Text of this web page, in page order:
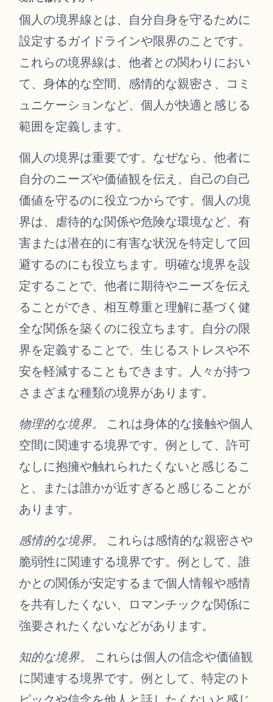
個人の境界線とは、自分自身を守るために
設定するガイドラインや限界のことです。
これらの境界線は、他者との関わりにおい
て、身体的な空間、感情的な親密さ、コミ
ュニケーションなど、個人が快適と感じる
範囲を定義します。
個人の境界は重要です。なぜなら、他者に
自分のニーズや価値観を伝え、自己の自己
価値を守るのに役立つからです。個人の境
界は、虐待的な関係や危険な環境など、有
害または潜在的に有害な状況を特定して回
避するのにも役立ちます。明確な境界を設
定することで、他者に期待やニーズを伝え
ることができ、相互尊重と理解に基づく健
全な関係を築くのに役立ちます。自分の限
界を定義することで、生じるストレスや不
安を軽減することもできます。人々が持つ
さまざまな種類の境界があります。
物理的な境界。
これは身体的な接触や個人
空間に関連する境界です。例として、許可
なしに抱擁や触れられたくないと感じるこ
と、または誰かが近すぎると感じることが
あります。
感情的な境界。 これらは感情的な親密さや
脆弱性に関連する境界です。例として、誰
かとの関係が安定するまで個人情報や感情
を共有したくない、ロマンチックな関係に
強要されたくないなどがあります。
知的な境界。
これらは個人の信念や価値観
に関連する境界です。例として、特定のト